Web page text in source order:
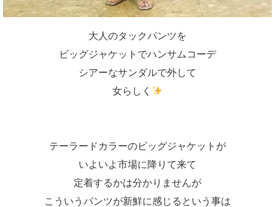
大人のタックパンツを
ビッグジャケットでハンサムコーデ
シアーなサンダルで外して
女らしく
テーラードカラーのビッグジャケットが
いよいよ市場に降りて来て
定着するかは分かりませんが
こういうパンツが新鮮に感じるという事は